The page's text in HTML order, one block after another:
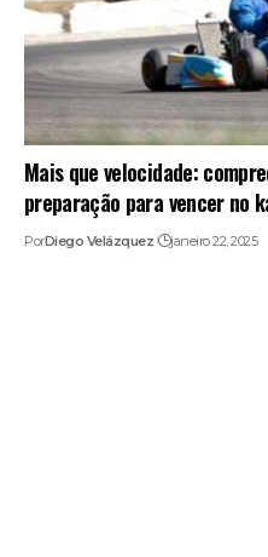
Mais que velocidade:
preparação para vencer no
PorDiego Velázquez janeiro 22, 2025